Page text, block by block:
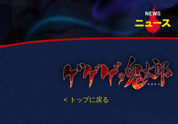
< トップに戻る